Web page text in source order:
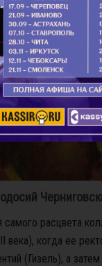
рас­цве­та
ве­ка), ко­гда ее
(Ги­зель), а